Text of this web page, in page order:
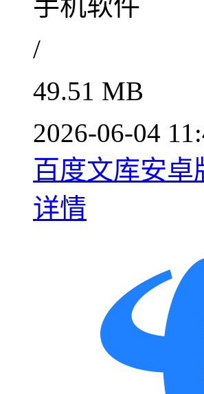
/
49.51 MB
2026-06-04
百度文库安卓
详情